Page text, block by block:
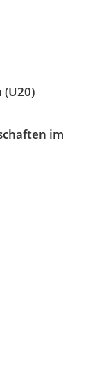
(U20)
im